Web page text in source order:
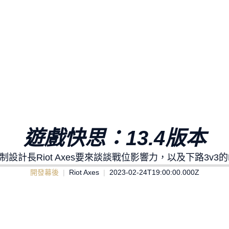
遊戲快思：13.4版本
設計長Riot Axes要來談談戰位影響力，以及下路3v3
開發幕後 Riot Axes 2023-02-24T19:00:00.000Z